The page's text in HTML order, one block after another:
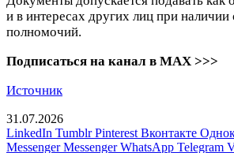
и в интересах других лиц при
полномочий.
Подписаться на канал в MAX >>>
Источник
31.07.2026
LinkedIn Tumblr Pinterest Вконтакте
Messenger Messenger WhatsApp Telegram